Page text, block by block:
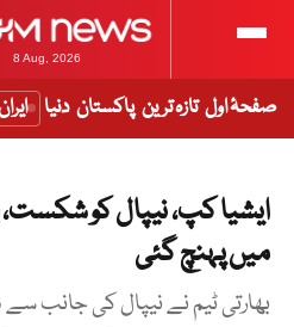
8 Aug, 2026
صفحۂ اول تازہ ترین پاکستان دنیا
ایشیا کپ، نیپال کو شکست،
میں پہنچ گئی